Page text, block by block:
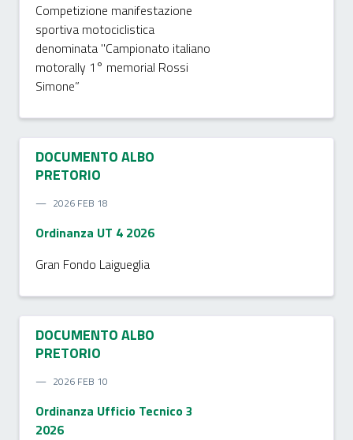
Competizione manifestazione
sportiva motociclistica
denominata "Campionato italiano
motorally 1° memorial Rossi
Simone”
DOCUMENTO ALBO
PRETORIO
2026 FEB 18
Ordinanza UT 4 2026
Gran Fondo Laigueglia
DOCUMENTO ALBO
PRETORIO
2026 FEB 10
Ordinanza Ufficio Tecnico 3
2026